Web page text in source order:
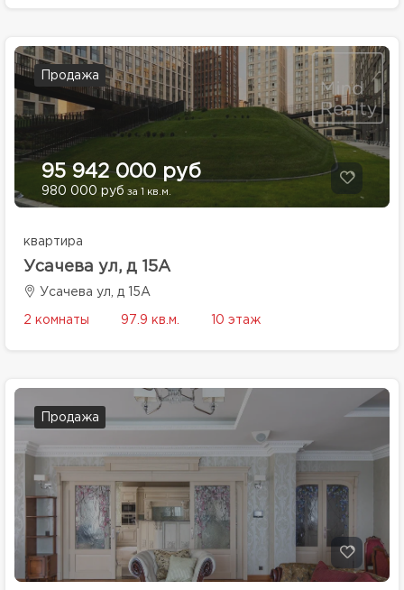
Продажа
95 942 000 руб
980 000 руб за 1 кв.м.
квартира
Усачева ул, д 15А
Усачева ул, д 15А
2 комнаты 97.9 кв.м. 10 этаж
Продажа